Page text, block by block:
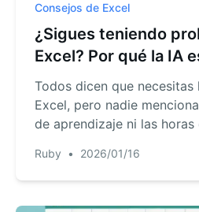
Consejos de Excel
¿Sigues teniendo
Excel? Por qué la IA
habilidades que
Todos dicen que necesitas
Excel, pero nadie
de aprendizaje ni las horas
y simplemente preguntarle
cálculo? Descubre cómo
Ruby • 2026/01/16